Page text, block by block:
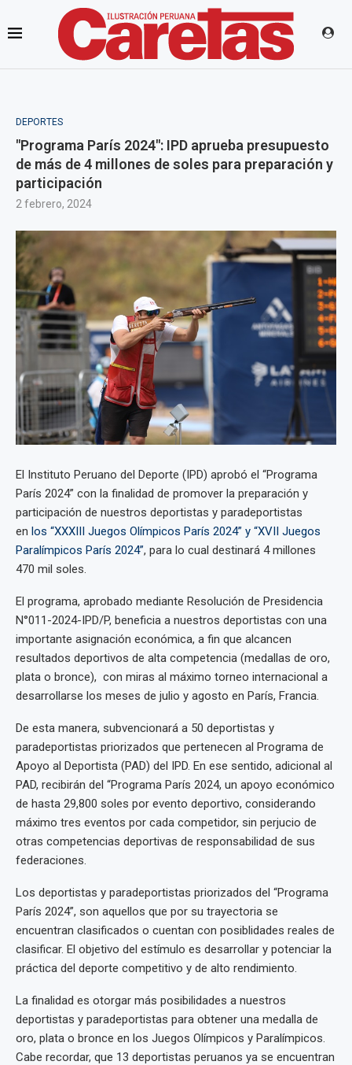
DEPORTES
"Programa París 2024": IPD aprueba presupuesto
de más de 4 millones de soles para preparación y
participación
2 febrero, 2024
El Instituto Peruano del Deporte (IPD) aprobó el “Programa
París 2024” con la finalidad de promover la preparación y
participación de nuestros deportistas y paradeportistas
en los “XXXIII Juegos Olímpicos París 2024” y “XVII Juegos
Paralímpicos París 2024”, para lo cual destinará 4 millones
470 mil soles.
El programa, aprobado mediante Resolución de Presidencia
N°011-2024-IPD/P, beneficia a nuestros deportistas con una
importante asignación económica, a fin que alcancen
resultados deportivos de alta competencia (medallas de oro,
plata o bronce), con miras al máximo torneo internacional a
desarrollarse los meses de julio y agosto en París, Francia.
De esta manera, subvencionará a 50 deportistas y
paradeportistas priorizados que pertenecen al Programa de
Apoyo al Deportista (PAD) del IPD. En ese sentido, adicional al
PAD, recibirán del “Programa París 2024, un apoyo económico
de hasta 29,800 soles por evento deportivo, considerando
máximo tres eventos por cada competidor, sin perjucio de
otras competencias deportivas de responsabilidad de sus
federaciones.
Los deportistas y paradeportistas priorizados del “Programa
París 2024”, son aquellos que por su trayectoria se
encuentran clasificados o cuentan con posiblidades reales de
clasificar. El objetivo del estímulo es desarrollar y potenciar la
práctica del deporte competitivo y de alto rendimiento.
La finalidad es otorgar más posibilidades a nuestros
deportistas y paradeportistas para obtener una medalla de
oro, plata o bronce en los Juegos Olímpicos y Paralímpicos.
Cabe recordar, que 13 deportistas peruanos ya se encuentran